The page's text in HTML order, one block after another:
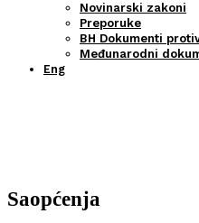
Novinarski zakoni
Preporuke
BH Dokumenti
Međunarodni
Eng
Saopćenja